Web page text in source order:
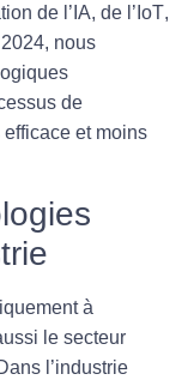
de l’ IA, de l’ IoT,
nous
de
et moins
à
le secteur
l’industrie